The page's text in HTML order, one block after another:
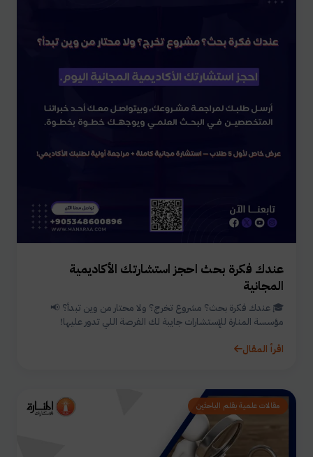
عندك فكرة بحث احجز استشارتك الأكاديمية
المجانية
🎓 عندك فكرة بحث؟ مشروع تخرج؟ ولا محتار من وين تبدأ؟ 📢
مؤسسة المنارة للإستشارات جايبة لك الفرصة اللي تدور عليها!
اقرأ المقال
مقالات علمية بقلم الباحثين